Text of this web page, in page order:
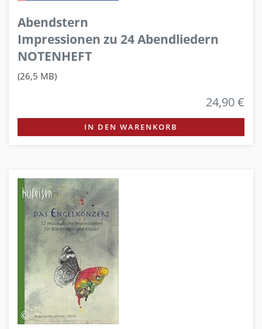
Abendstern
Impressionen zu 24 Abendliedern
NOTENHEFT
(26,5 MB)
24,90 €
IN DEN WARENKORB